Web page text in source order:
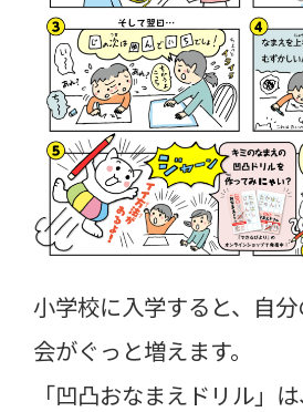
小学校に入学すると、自
会がぐっと増えます。
「凹凸おなまえドリル」